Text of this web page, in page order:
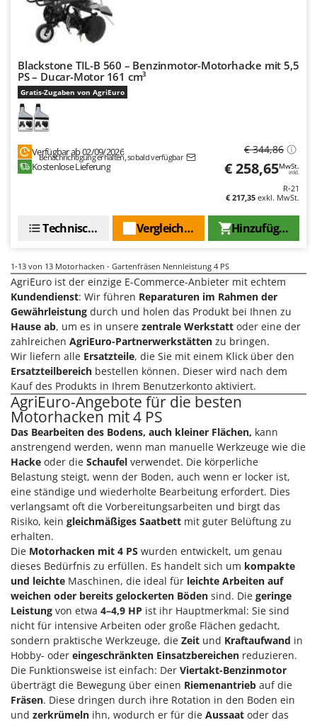
Tornado
Tre Spade
Trotec
Troy-Bilt
U
Udor
Unger
W
Waldner
Weber
WIDU
Wiper EcoRobot
Wolf Garten
Wortex
Worx
Y Yard Force
Z
Zanon
Zephir
ZGrills
Zodiac
Zomax
Blackstone TIL-B 560 – Benzinmotor-Motorhacke mit 5,5
PS – Ducar-Motor 161 cm³
Gratis-Zugaben von AgriEuro
Verfügbar ab 02/09/2026
Benachrichtigung erhalten, sobald verfügbar
Kostenlose Lieferung
€ 344,86
€ 258,65MwSt.
inkl.
R-21
€ 217,35 exkl. MwSt.
Hinzufügen
Vergleichen Sie
Technische Daten
1-13 von 13 Motorhacken - Gartenfräsen Nennleistung 4 PS
AgriEuro ist der einzige E-Commerce-Anbieter mit echtem
Kundendienst: Wir führen Reparaturen im Rahmen der
Gewährleistung durch und holen das Produkt bei Ihnen zu
Hause ab, um es in unsere zentrale Werkstatt oder eine der
zahlreichen AgriEuro-Partnerwerkstätten zu bringen.
Wir liefern alle Ersatzteile, die Sie mit einem Klick über den
Ersatzteilbereich bestellen können. Dieser wird nach dem
Kauf des Produkts in Ihrem Benutzerkonto aktiviert.
AgriEuro-Angebote für die besten
Motorhacken mit 4 PS
Das Bearbeiten des Bodens, auch kleiner Flächen, kann
anstrengend werden, wenn man manuelle Werkzeuge wie die
Hacke oder die Schaufel verwendet. Die körperliche
Belastung steigt, wenn der Boden, auch wenn er locker ist,
eine ständige und wiederholte Bearbeitung erfordert. Dies
verlangsamt oft die Vorbereitungsarbeiten und birgt das
Risiko, kein gleichmäßiges Saatbett mit guter Belüftung zu
erhalten.
Die Motorhacken mit 4 PS wurden entwickelt, um genau
dieses Bedürfnis zu erfüllen. Es handelt sich um kompakte
und leichte Maschinen, die ideal für leichte Arbeiten auf
weichen oder bereits gelockerten Böden sind. Die geringe
Leistung von etwa 4–4,9 HP ist ihr Hauptmerkmal: Sie sind
nicht für intensive Arbeiten oder große Flächen gedacht,
sondern praktische Werkzeuge, die Zeit und Kraftaufwand in
Hobby- oder eingeschränkten Einsatzbereichen reduzieren.
Die Funktionsweise ist einfach: Der Viertakt-Benzinmotor
überträgt die Bewegung über einen Riemenantrieb auf die
Fräsen. Diese dringen durch ihre Rotation in den Boden ein
und zerkrümeln ihn, wodurch er für die Aussaat oder das